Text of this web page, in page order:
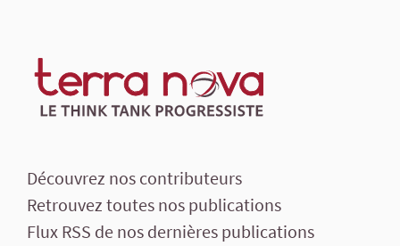
Découvrez nos contributeurs
Retrouvez toutes nos publications
Flux RSS de nos dernières publications